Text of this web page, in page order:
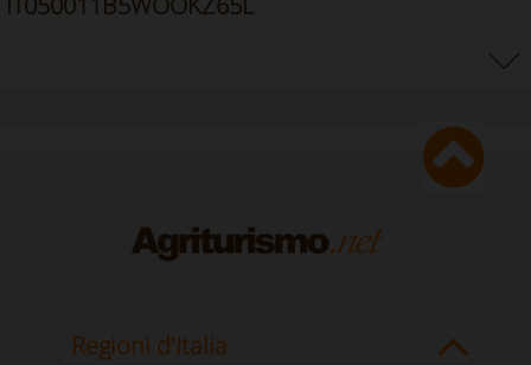
Regioni d'Italia